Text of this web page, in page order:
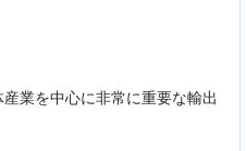
業を中心に非常に重要な輸出